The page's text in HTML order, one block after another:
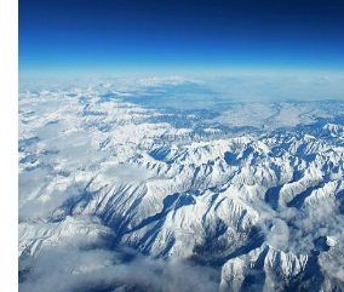
HEALTH&WELLNESS
GREEN TECH
GLOCAL
ECO-EVENTI
ECOINCENTRIAMOCI